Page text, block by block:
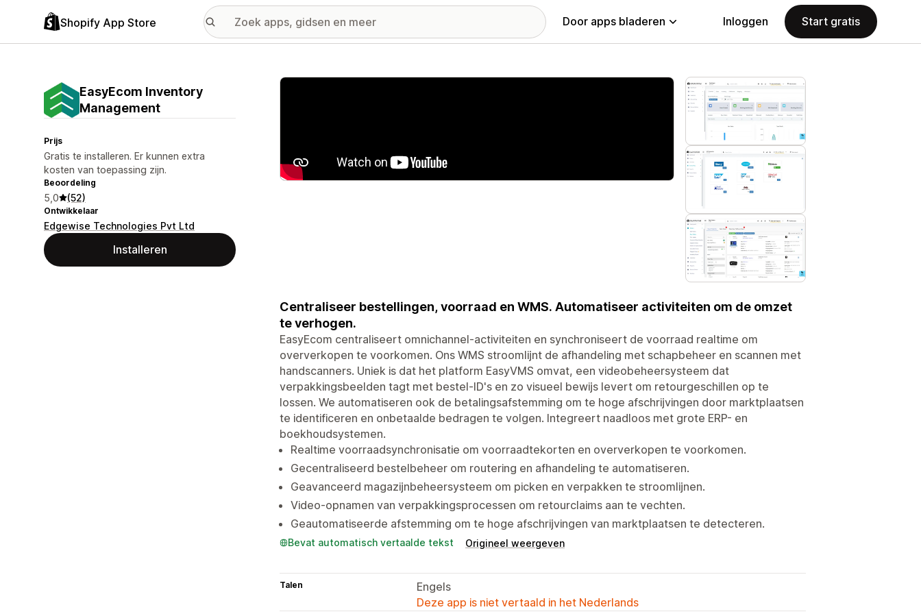
Shopify App Store Door apps bladeren Inloggen Start gratis
EasyEcom Inventory
Management
Prijs
Gratis te installeren. Er kunnen extra
kosten van toepassing zijn.
Beoordeling
5,0 (52)
Ontwikkelaar
Edgewise Technologies Pvt Ltd
Installeren
Galerij met uitgelichte afbeeldingen
Centraliseer bestellingen, voorraad en WMS. Automatiseer activiteiten om de omzet
te verhogen.
EasyEcom centraliseert omnichannel-activiteiten en synchroniseert de voorraad realtime om
oververkopen te voorkomen. Ons WMS stroomlijnt de afhandeling met schapbeheer en scannen met
handscanners. Uniek is dat het platform EasyVMS omvat, een videobeheersysteem dat
verpakkingsbeelden tagt met bestel-ID's en zo visueel bewijs levert om retourgeschillen op te
lossen. We automatiseren ook de betalingsafstemming om te hoge afschrijvingen door marktplaatsen
te identificeren en onbetaalde bedragen te volgen. Integreert naadloos met grote ERP- en
boekhoudsystemen.
Realtime voorraadsynchronisatie om voorraadtekorten en oververkopen te voorkomen.
Gecentraliseerd bestelbeheer om routering en afhandeling te automatiseren.
Geavanceerd magazijnbeheersysteem om picken en verpakken te stroomlijnen.
Video-opnamen van verpakkingsprocessen om retourclaims aan te vechten.
Geautomatiseerde afstemming om te hoge afschrijvingen van marktplaatsen te detecteren.
Bevat automatisch vertaalde tekst Origineel weergeven
Talen
Engels
Deze app is niet vertaald in het Nederlands